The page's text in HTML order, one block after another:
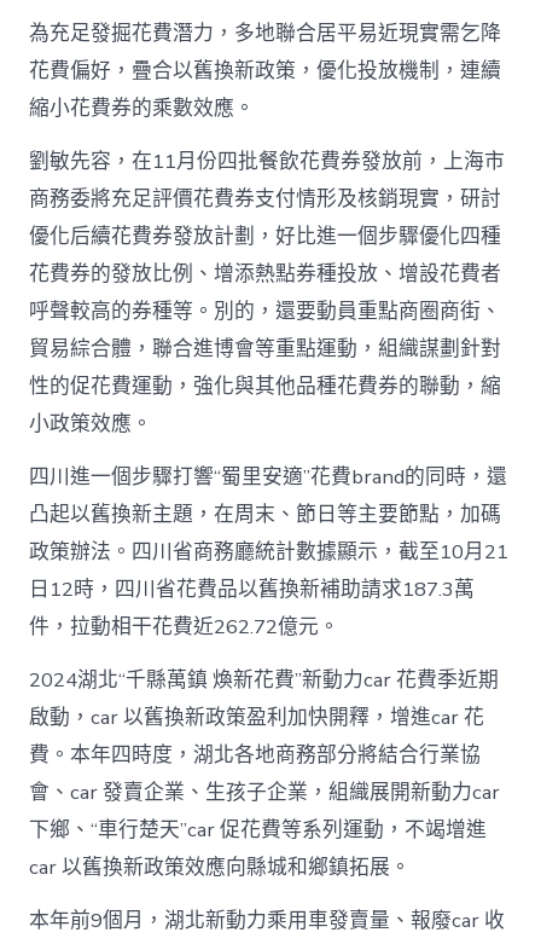
為充足發掘花費潛力，多地聯合居平易近現實需乞降
花費偏好，疊合以舊換新政策，優化投放機制，連續
縮小花費券的乘數效應。
劉敏先容，在11月份四批餐飲花費券發放前，上海市
商務委將充足評價花費券支付情形及核銷現實，研討
優化后續花費券發放計劃，好比進一個步驟優化四種
花費券的發放比例、增添熱點券種投放、增設花費者
呼聲較高的券種等。別的，還要動員重點商圈商街、
貿易綜合體，聯合進博會等重點運動，組織謀劃針對
性的促花費運動，強化與其他品種花費券的聯動，縮
小政策效應。
四川進一個步驟打響“蜀里安適”花費brand的同時，還
凸起以舊換新主題，在周末、節日等主要節點，加碼
政策辦法。四川省商務廳統計數據顯示，截至10月21
日12時，四川省花費品以舊換新補助請求187.3萬
件，拉動相干花費近262.72億元。
2024湖北“千縣萬鎮 煥新花費”新動力car 花費季近期
啟動，car 以舊換新政策盈利加快開釋，增進car 花
費。本年四時度，湖北各地商務部分將結合行業協
會、car 發賣企業、生孩子企業，組織展開新動力car
下鄉、“車行楚天”car 促花費等系列運動，不竭增進
car 以舊換新政策效應向縣城和鄉鎮拓展。
本年前9個月，湖北新動力乘用車發賣量、報廢car 收